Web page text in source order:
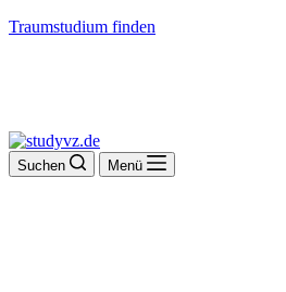
Traumstudium finden
Suchen Menü